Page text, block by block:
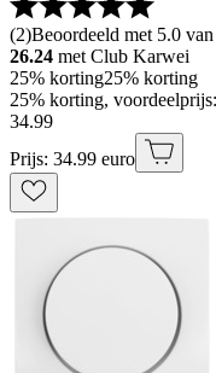
(2)Beoordeeld met 5.0
26.24 met Club Karwei
25% korting25% korting
25% korting,
34.99
Prijs: 34.99 euro